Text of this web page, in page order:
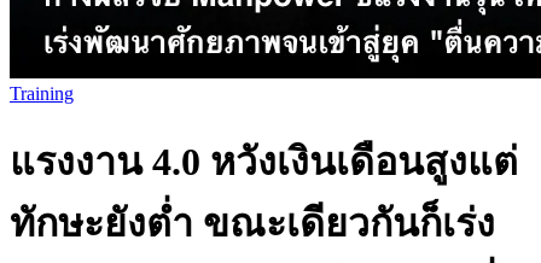
Training
แรงงาน 4.0 หวังเงินเดือนสูงแต่
ทักษะยังต่ำ ขณะเดียวกันก็เร่ง